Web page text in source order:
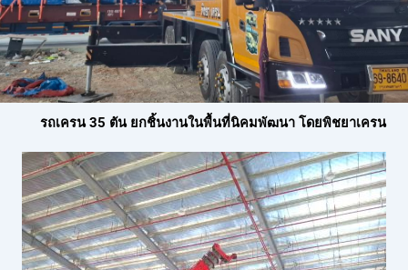
รถเครน 35 ตัน ยกชิ้นงานในพื้นที่นิคมพัฒนา โดยพิชยาเครน